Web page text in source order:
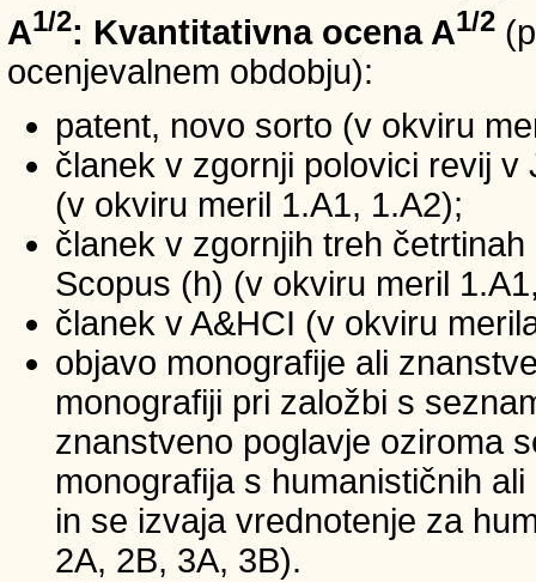
A1/2: Kvantitativna ocena A1/2
ocenjevalnem obdobju):
patent, novo sorto (v okviru
članek v zgornji polovici revij
(v okviru meril 1.A1, 1.A2);
članek v zgornjih treh
Scopus (h) (v okviru meril
članek v A&HCI (v okviru
objavo monografije ali
monografiji pri založbi s
znanstveno poglavje oziroma
monografija s humanističnih
in se izvaja vrednotenje za
2A, 2B, 3A, 3B).